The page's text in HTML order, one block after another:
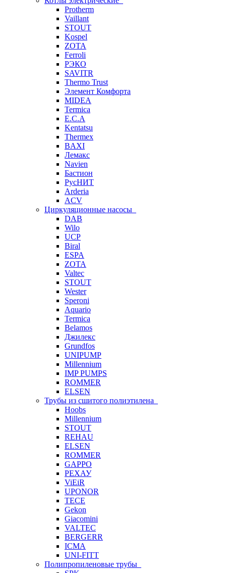
Protherm
Vaillant
STOUT
Kospel
ZOTA
Ferroli
РЭКО
SAVITR
Thermo Trust
Элемент Комфорта
MIDEA
Termica
E.C.A
Kentatsu
Thermex
BAXI
Лемакс
Navien
Бастион
РусНИТ
Arderia
ACV
Циркуляционные насосы
DAB
Wilo
UCP
Biral
ESPA
ZOTA
Valtec
STOUT
Wester
Speroni
Aquario
Termica
Belamos
Джилекс
Grundfos
UNIPUMP
Millennium
IMP PUMPS
ROMMER
ELSEN
Трубы из сшитого полиэтилена
Hoobs
Millennium
STOUT
REHAU
ELSEN
ROMMER
GAPPO
РЕХАУ
ViEiR
UPONOR
TECE
Gekon
Giacomini
VALTEC
BERGERR
ICMA
UNI-FITT
Полипропиленовые трубы